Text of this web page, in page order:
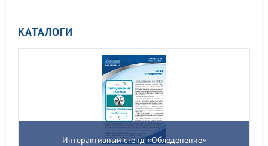
КАТАЛОГИ
Интерактивный стенд «Обледенение»